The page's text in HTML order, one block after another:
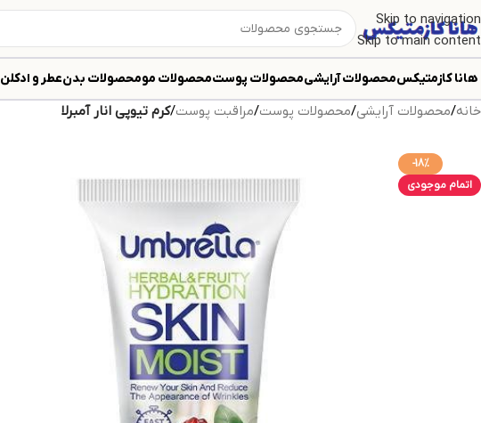
Skip to navigation
Skip to main content
هانا کازمتیکسمحصولات آرایشیمحصولات پوستمحصولات مومحصولات بدنعطر و ادکلن
خانه/محصولات آرایشی/محصولات پوست/مراقبت پوست/کرم تيوپي انار آمبرلا
-18%
اتمام موجودی